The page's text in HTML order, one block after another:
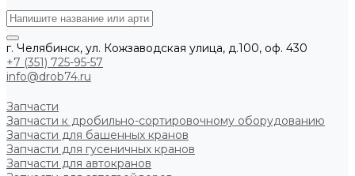
г. Челябинск, ул. Кожзаводская улица, д.100, оф. 430
+7 (351) 725-95-57
info@drob74.ru
Запчасти
Запчасти к дробильно-сортировочному оборудованию
Запчасти для башенных кранов
Запчасти для гусеничных кранов
Запчасти для автокранов